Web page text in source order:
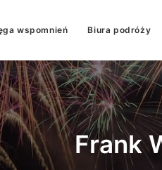
wspomnień Biura podróży
Frank